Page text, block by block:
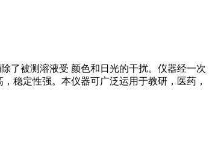
了被测溶液受 颜色和日光的干扰。仪器经一次
稳定性强。本仪器可广泛运用于教研，医药，